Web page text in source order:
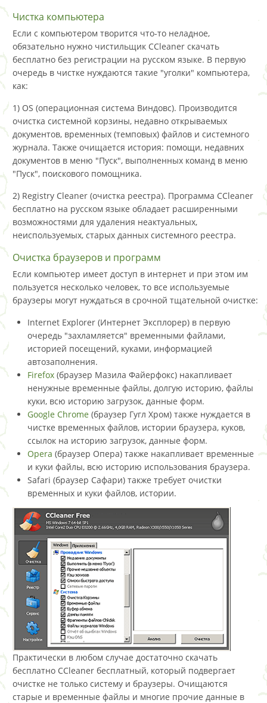
Чистка компьютера
Если с компьютером творится что-то неладное,
обязательно нужно чистильщик CCleaner скачать
бесплатно без регистрации на русском языке. В первую
очередь в чистке нуждаются такие "уголки" компьютера,
как:
1) OS (операционная система Виндовс). Производится
очистка системной корзины, недавно открываемых
документов, временных (темповых) файлов и системного
журнала. Также очищается история: помощи, недавних
документов в меню "Пуск", выполненных команд в меню
"Пуск", поискового помощника.
2) Registry Cleaner (очистка реестра). Программа CCleaner
бесплатно на русском языке обладает расширенными
возможностями для удаления неактуальных,
неиспользуемых, старых данных системного реестра.
Очистка браузеров и программ
Если компьютер имеет доступ в интернет и при этом им
пользуется несколько человек, то все используемые
браузеры могут нуждаться в срочной тщательной очистке:
Internet Explorer (Интернет Эксплорер) в первую
очередь "захламляется" временными файлами,
историей посещений, куками, информацией
автозаполнения.
Firefox (браузер Мазила Файерфокс) накапливает
ненужные временные файлы, долгую историю, файлы
куки, всю историю загрузок, данные форм.
Google Chrome (браузер Гугл Хром) также нуждается в
чистке временных файлов, истории браузера, куков,
ссылок на историю загрузок, данные форм.
Opera (браузер Опера) также накапливает временные
и куки файлы, всю историю использования браузера.
Safari (браузер Сафари) также требует очистки
временных и куки файлов, истории.
Практически в любом случае достаточно скачать
бесплатно CCleaner бесплатный, который подвергает
очистке не только систему и браузеры. Очищаются
старые и временные файлы и многие прочие данные в